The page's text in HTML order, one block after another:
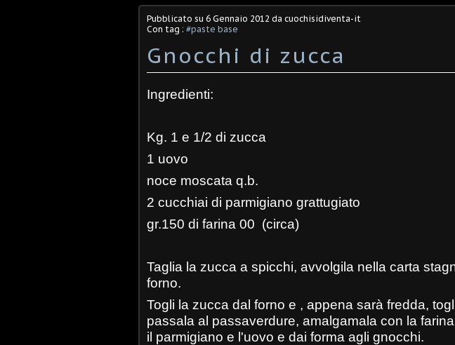
Pubblicato su 6 Gennaio 2012 da cuochisidiventa-it
Con tag : #paste base
Gnocchi di zucca
Ingredienti:
Kg. 1 e 1/2 di zucca
1 uovo
noce moscata q.b.
2 cucchiai di parmigiano grattugiato
gr.150 di farina 00 (circa)
Taglia la zucca a spicchi, avvolgila nella carta
forno.
Togli la zucca dal forno e , appena sarà fredda,
passala al passaverdure, amalgamala con la
il parmigiano e l'uovo e dai forma agli gnocchi.